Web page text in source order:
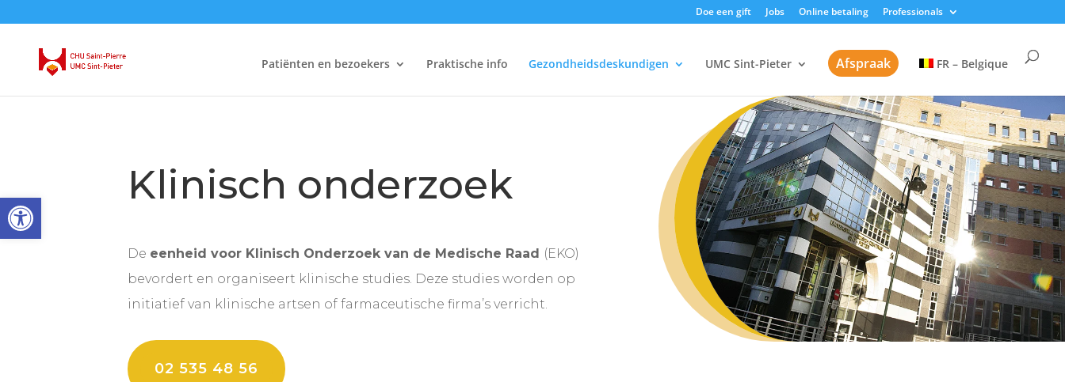
Open toolbar
Doe een gift Jobs Online betaling Professionals
Patiënten en bezoekers Praktische info Gezondheidsdeskundigen UMC Sint-Pieter Afspraak FR – Belgique
Klinisch onderzoek
De eenheid voor Klinisch Onderzoek van de Medische Raad (EKO)
bevordert en organiseert klinische studies. Deze studies worden op
initiatief van klinische artsen of farmaceutische firma’s verricht.
02 535 48 56